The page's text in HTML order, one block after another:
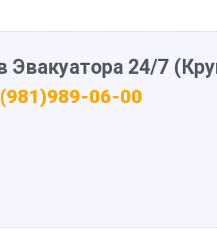
Эвакуатора 24/7
06-00